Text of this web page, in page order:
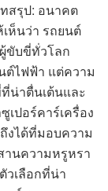
สรุป: อนาคต
ห็นว่า รถยนต์
ขับขี่ทั่วโลก
ต์ไฟฟ้า แต่ความ
น่าตื่นเต้นและ
เปอร์คาร์เครื่อง
งได้ที่มอบความ
านความหรูหรา
วเลือกที่น่า